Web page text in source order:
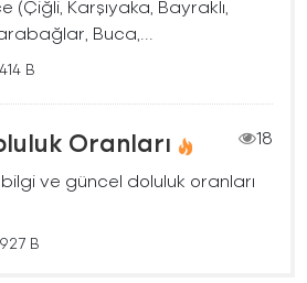
(Çiğli, Karşıyaka, Bayraklı,
Buca,...
414 B
Oranları
18
ve güncel doluluk oranları
927 B